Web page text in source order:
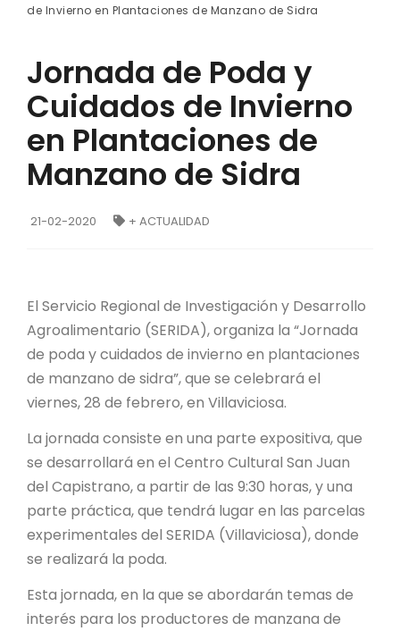
de Invierno en Plantaciones de Manzano de Sidra
Jornada de Poda y
Cuidados de Invierno
en Plantaciones de
Manzano de Sidra
21-02-2020 + ACTUALIDAD
El Servicio Regional de Investigación y Desarrollo
Agroalimentario (SERIDA), organiza la “Jornada
de poda y cuidados de invierno en plantaciones
de manzano de sidra”, que se celebrará el
viernes, 28 de febrero, en Villaviciosa.
La jornada consiste en una parte expositiva, que
se desarrollará en el Centro Cultural San Juan
del Capistrano, a partir de las 9:30 horas, y una
parte práctica, que tendrá lugar en las parcelas
experimentales del SERIDA (Villaviciosa), donde
se realizará la poda.
Esta jornada, en la que se abordarán temas de
interés para los productores de manzana de